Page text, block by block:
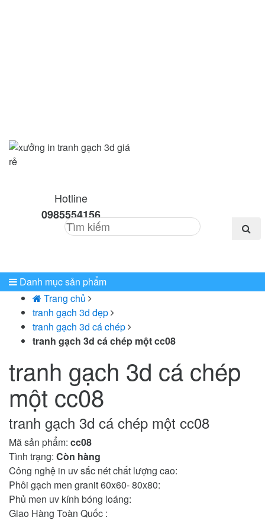
Hotline
0985554156
Danh mục sản phẩm
Trang chủ
tranh gạch 3d đẹp
tranh gạch 3d cá chép
tranh gạch 3d cá chép một cc08
tranh gạch 3d cá chép
một cc08
tranh gạch 3d cá chép một cc08
Mã sản phẩm: cc08
Tình trạng: Còn hàng
Công nghệ in uv sắc nét chất lượng cao:
Phôi gạch men granit 60x60- 80x80:
Phủ men uv kính bóng loáng:
Giao Hàng Toàn Quốc :